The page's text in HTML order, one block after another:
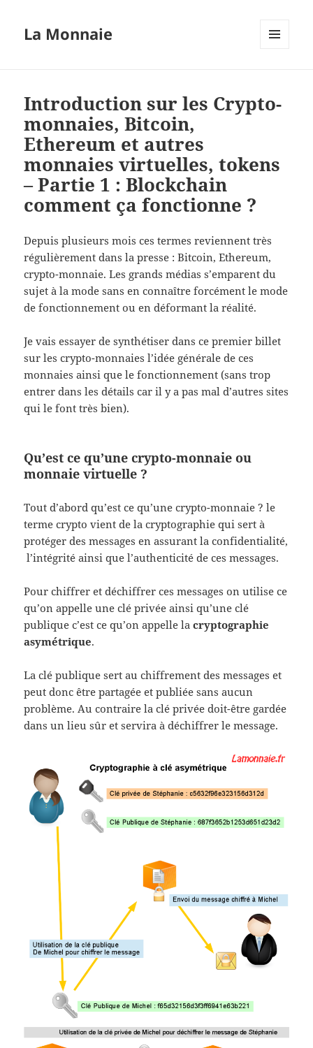
La Monnaie
Introduction sur les Crypto-
monnaies, Bitcoin,
Ethereum et autres
monnaies virtuelles, tokens
– Partie 1 : Blockchain
comment ça fonctionne ?
Depuis plusieurs mois ces termes reviennent très
régulièrement dans la presse : Bitcoin, Ethereum,
crypto-monnaie. Les grands médias s’emparent du
sujet à la mode sans en connaître forcément le mode
de fonctionnement ou en déformant la réalité.
Je vais essayer de synthétiser dans ce premier billet
sur les crypto-monnaies l’idée générale de ces
monnaies ainsi que le fonctionnement (sans trop
entrer dans les détails car il y a pas mal d’autres sites
qui le font très bien).
Qu’est ce qu’une crypto-monnaie ou
monnaie virtuelle ?
Tout d’abord qu’est ce qu’une crypto-monnaie ? le
terme crypto vient de la cryptographie qui sert à
protéger des messages en assurant la confidentialité,
l’intégrité ainsi que l’authenticité de ces messages.
Pour chiffrer et déchiffrer ces messages on utilise ce
qu’on appelle une clé privée ainsi qu’une clé
publique c’est ce qu’on appelle lacryptographie
asymétrique.
La clé publique sert au chiffrement des messages et
peut donc être partagée et publiée sans aucun
problème. Au contraire la clé privée doit-être gardée
dans un lieu sûr et servira à déchiffrer le message.